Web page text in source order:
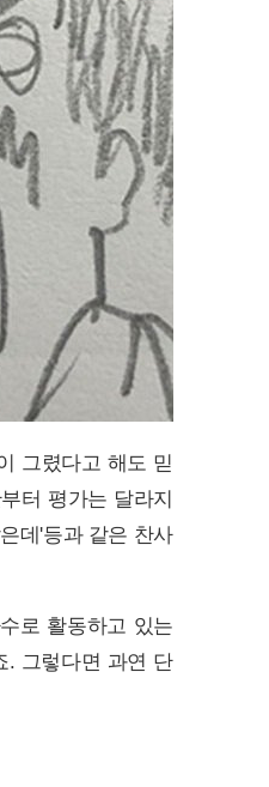
그렸다고 해도 믿
터 평가는 달라지
데'등과 같은 찬사
로 활동하고 있는
. 그렇다면 과연 단